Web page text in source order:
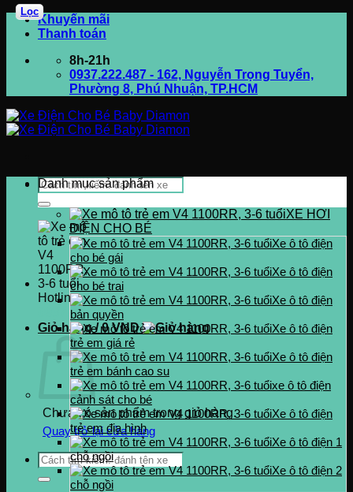
Bỏ
qua
dung
Khuyến mãi
Thanh toán
8h-21h
0937.222.487 - 162, Nguyễn Trọng Tuyển,
Phường 8, Phú Nhuận, TP.HCM
Tìm
kiếm:
Hotline
0937.222.487
Giỏ hàng /0VND
Chưa có sản phẩm trong giỏ hàng.
Quay trở lại cửa hàng
Tìm
kiếm:
Danh mục sản phẩm
XE HƠI
ĐIỆN CHO BÉ
Xe ô tô điện
cho bé gái
Xe ô tô điện
cho bé trai
Xe ô tô điện
bản quyền
Xe ô tô điện
trẻ em giá rẻ
Xe ô tô điện
trẻ em bánh cao su
xe ô tô điện
cảnh sát cho bé
Xe ô tô điện
trẻ em địa hình
Xe ô tô điện 1
chỗ ngồi
Xe ô tô điện 2
chỗ ngồi
Lọc